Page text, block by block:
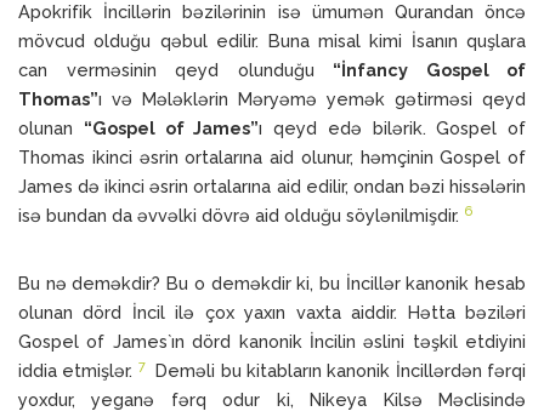
Apokrifik İncillərin bəzilərinin isə ümumən Qurandan öncə
mövcud olduğu qəbul edilir. Buna misal kimi İsanın quşlara
can verməsinin qeyd olunduğu “İnfancy Gospel of
Thomas”ı və Mələklərin Məryəmə yemək gətirməsi qeyd
olunan “Gospel of James”ı qeyd edə bilərik. Gospel of
Thomas ikinci əsrin ortalarına aid olunur, həmçinin Gospel of
James də ikinci əsrin ortalarına aid edilir, ondan bəzi hissələrin
isə bundan da əvvəlki dövrə aid olduğu söylənilmişdir. 6
Bu nə deməkdir? Bu o deməkdir ki, bu İncillər kanonik hesab
olunan dörd İncil ilə çox yaxın vaxta aiddir. Hətta bəziləri
Gospel of James`ın dörd kanonik İncilin əslini təşkil etdiyini
iddia etmişlər. 7Deməli bu kitabların kanonik İncillərdən fərqi
yoxdur, yeganə fərq odur ki, Nikeya Kilsə Məclisində